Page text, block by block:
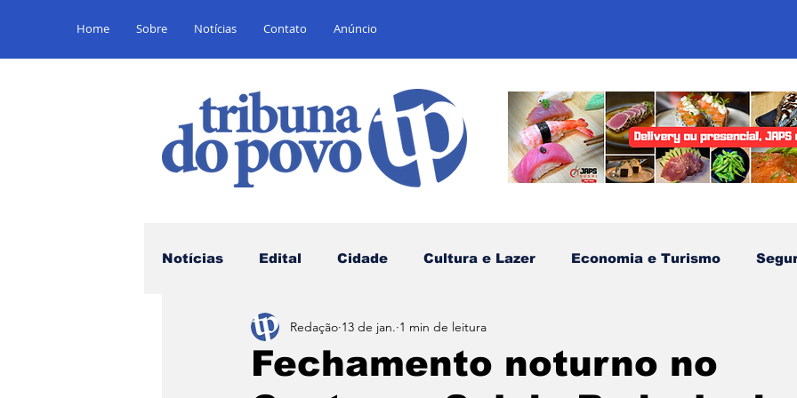
Home Sobre Notícias Contato Anúncio
Notícias Edital Cidade Cultura e Lazer Economia e Turismo
Educação Esportes
Fechamento noturno no
Redação 13 de jan. 1 min de leitura